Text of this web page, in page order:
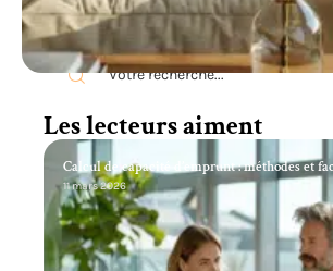
Recherche
Les lecteurs aiment
Calcul de capacité d’emprunt : méthodes et
11 mars 2026